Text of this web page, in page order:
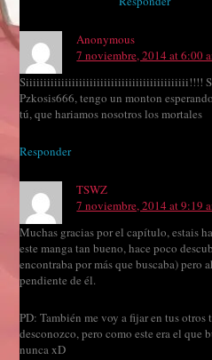
Anonymous
7 noviembre, 2014 at 6:00
Siiiiiiiiiiiiiiiiiiiiiiiiiiiiiiiiiiiiiiiiiiiiii!!!! Se te
Pzkosis666, tengo un monton
tú, que hariamos nosotros los mortales
Responder
TSWZ
7 noviembre, 2014 at 9:19
Muchas gracias por el capítulo, estais
este manga tan bueno, hace poco
encontraba por más que buscaba) pero
pendiente de él.
PD: También me voy a fijar en tus otros
desconozco, pero como este era el que
nunca xD